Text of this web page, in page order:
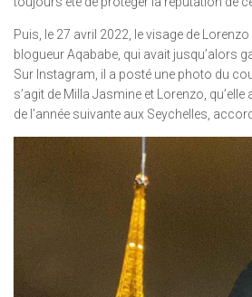
Puis, le 27 avril 2022, le visage de Lorenzo
blogueur Aqababe, qui avait jusqu’alors
Sur Instagram, il a posté une photo du
s’agit de Milla Jasmine et Lorenzo,
de l’année suivante aux Seychelles,